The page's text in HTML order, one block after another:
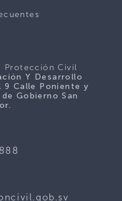
Protección Civil
Y Desarrollo
Calle Poniente y
Gobierno San